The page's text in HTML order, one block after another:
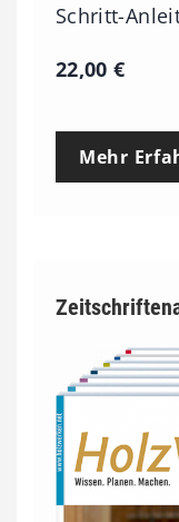
Schritt-
22,00€
Mehr